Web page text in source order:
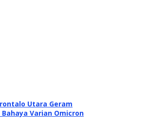
Utara Geram
Varian Omicron